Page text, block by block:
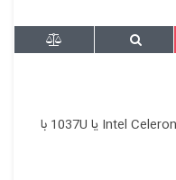
آل این وان (All-in-One) با پردازنده Intel Celeron 847 یا 1037U با